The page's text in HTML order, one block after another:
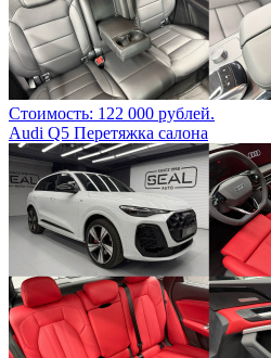
Стоимость: 122 000 рублей.
Audi Q5 Перетяжка салона